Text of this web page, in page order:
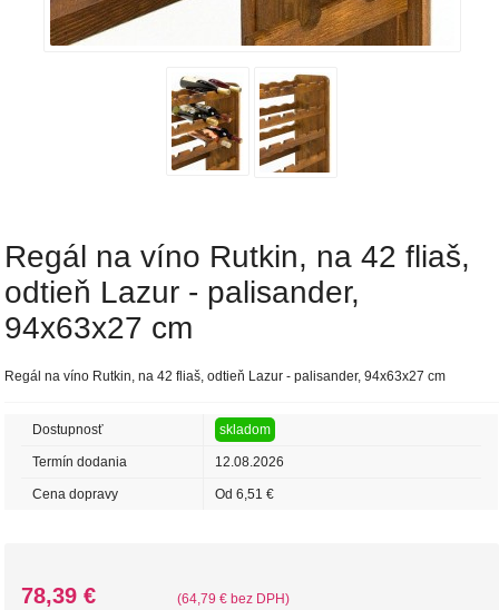
Regál na víno ​​Rutkin, na 42 fliaš,
odtieň Lazur - palisander,
94x63x27 cm
Regál na víno ​​Rutkin, na 42 fliaš, odtieň Lazur - palisander, 94x63x27 cm
Dostupnosť skladom
Termín dodania 12.08.2026
Cena dopravy Od 6,51 €
78,39 € (64,79 € bez DPH)